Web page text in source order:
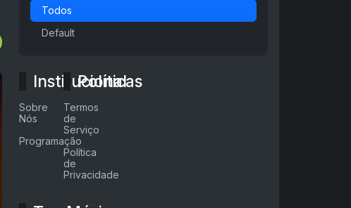
Todos
Default
Institucional
Sobre
Nós
Programação
Políticas
Termos
de
Serviço
Política
de
Privacidade